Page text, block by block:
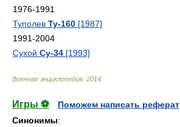
1976-1991
Туполев Ту-160 [1987]
1991-2004
Сухой Су-34 [1993]
Военная энциклопедия 2014
Игры ⚽
Поможем написать реферат
Синонимы: